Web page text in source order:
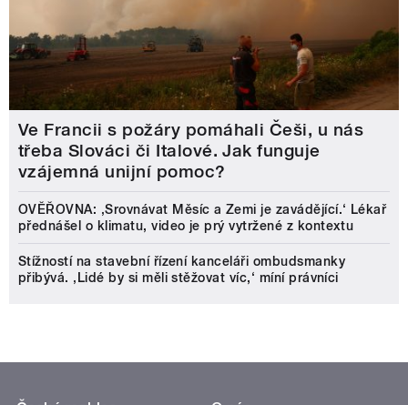
Ve Francii s požáry pomáhali Češi, u nás
třeba Slováci či Italové. Jak funguje
vzájemná unijní pomoc?
OVĚŘOVNA: ‚Srovnávat Měsíc a Zemi je zavádějící.‘ Lékař
přednášel o klimatu, video je prý vytržené z kontextu
Stížností na stavební řízení kanceláři ombudsmanky
přibývá. ‚Lidé by si měli stěžovat víc,‘ míní právníci